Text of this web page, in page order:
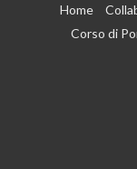
Home
Corso di